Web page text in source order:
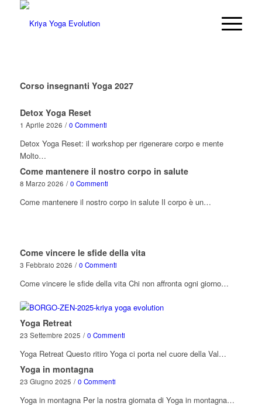
Corso insegnanti Yoga 2027
Detox Yoga Reset
1 Aprile 2026 / 0 Commenti
Detox Yoga Reset: il workshop per rigenerare corpo e mente
Molto…
Come mantenere il nostro corpo in salute
8 Marzo 2026 / 0 Commenti
Come mantenere il nostro corpo in salute Il corpo è un…
Come vincere le sfide della vita
3 Febbraio 2026 / 0 Commenti
Come vincere le sfide della vita Chi non affronta ogni giorno…
Yoga Retreat
23 Settembre 2025 / 0 Commenti
Yoga Retreat Questo ritiro Yoga ci porta nel cuore della Val…
Yoga in montagna
23 Giugno 2025 / 0 Commenti
Yoga in montagna Per la nostra giornata di Yoga in montagna…